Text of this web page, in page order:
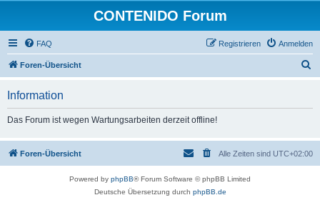
CONTENIDO Forum
FAQ Anmelden
Registrieren
Foren-Übersicht
Information
Das Forum ist wegen Wartungsarbeiten derzeit offline!
Foren-Übersicht Alle Zeiten sind UTC+02:00
Powered by phpBB® Forum Software © phpBB Limited
Deutsche Übersetzung durch phpBB.de